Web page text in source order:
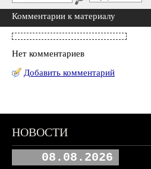
Комментарии к материалу
Нет комментариев
Добавить комментарий
НОВОСТИ
08.08.2026